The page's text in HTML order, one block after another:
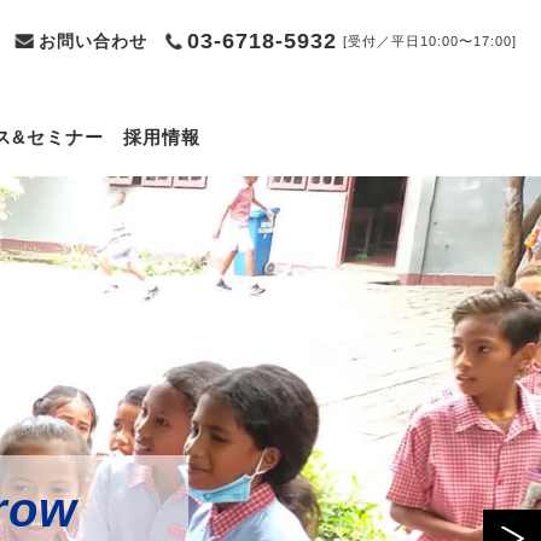
お問い合わせ 03-6718-5932 [受付／平日10:00〜17:00]
&セミナー 採用情報